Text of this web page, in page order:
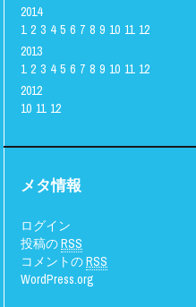
2014
1 2 3 4 5 6 7 8 9 10 11 12
2013
1 2 3 4 5 6 7 8 9 10 11 12
2012
10 11 12
メタ情報
ログイン
投稿のRSS
コメントのRSS
WordPress.org